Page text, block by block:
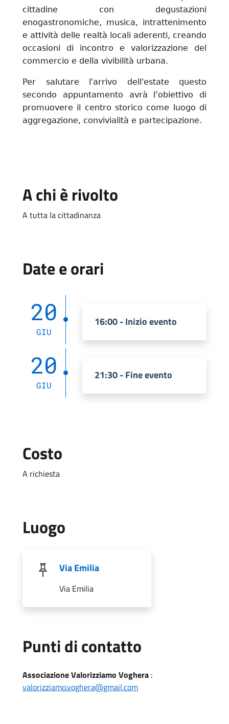
cittadine con degustazioni
enogastronomiche, musica, intrattenimento
e attività delle realtà locali aderenti, creando
occasioni di incontro e valorizzazione del
commercio e della vivibilità urbana.
Per salutare l'arrivo dell'estate questo
secondo appuntamento avrà l’obiettivo di
promuovere il centro storico come luogo di
aggregazione, convivialità e partecipazione.
A chi è rivolto
A tutta la cittadinanza
Date e orari
20
GIU
16:00 - Inizio evento
20
GIU
21:30 - Fine evento
Costo
A richiesta
Luogo
Via Emilia
Via Emilia
Punti di contatto
Associazione Valorizziamo Voghera :
valorizziamo.voghera@gmail.com